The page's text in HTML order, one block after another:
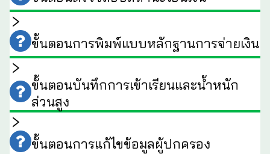
ขั้นตอนการพิมพ์แบบหลักฐานการจ่ายเงิน
ขั้นตอนบันทึกการเข้าเรียนและน้ำหนัก
ส่วนสูง
ขั้นตอนการแก้ไขข้อมูลผู้ปกครอง